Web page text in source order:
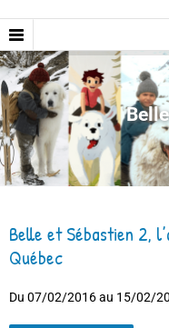
Belle et Sébastien 2,
Québec
Du 07/02/2016au 15/02/